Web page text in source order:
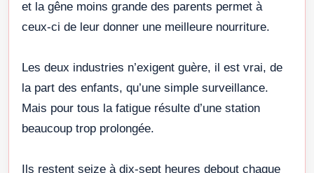
et la gêne moins grande des parents permet à
ceux-ci de leur donner une meilleure nourriture.
Les deux industries n’exigent guère, il est vrai, de
la part des enfants, qu’une simple surveillance.
Mais pour tous la fatigue résulte d’une station
beaucoup trop prolongée.
Ils restent seize à dix-sept heures debout chaque